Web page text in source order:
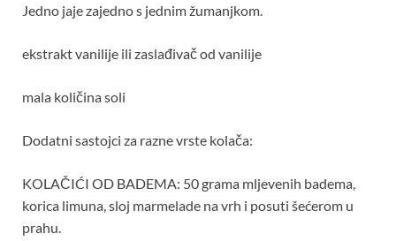
Jedno jaje zajedno s jednim žumanjkom.
ekstrakt vanilije ili zaslađivač od vanilije
mala količina soli
Dodatni sastojci za razne vrste kolača:
KOLAČIĆI OD BADEMA: 50 grama mljevenih badema,
korica limuna, sloj marmelade na vrh i posuti šećerom u
prahu.